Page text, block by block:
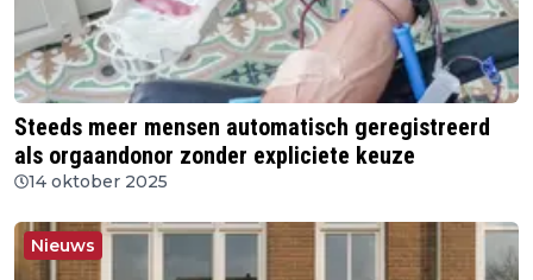
Steeds meer mensen automatisch geregistreerd
als orgaandonor zonder expliciete keuze
14 oktober 2025
Nieuws